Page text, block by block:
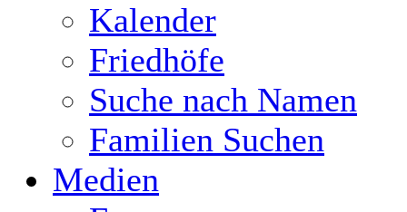
Kalender
Friedhöfe
Suche nach Namen
Familien Suchen
Medien